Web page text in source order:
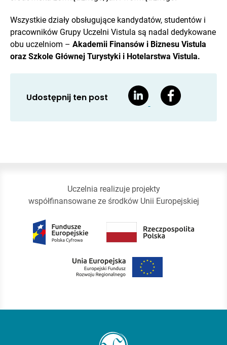
Wszystkie działy obsługujące kandydatów, studentów i
pracowników Grupy Uczelni Vistula są nadal dedykowane
obu uczelniom – Akademii Finansów i Biznesu Vistula
oraz Szkole Głównej Turystyki i Hotelarstwa Vistula.
Udostępnij ten post
Uczelnia realizuje projekty
współfinansowane ze środków Unii Europejskiej